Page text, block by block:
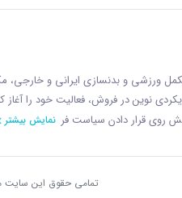
مکمل ورزشی و بدنسازی ایرانی و
14113 از سازمان غذا و دارو با رويکردی نوين در
روی قرار دادن سياست فر نمایش بیشتر
تمامی حقوق این سایت